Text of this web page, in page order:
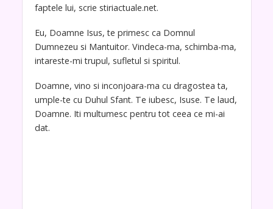
faptele lui, scrie stiriactuale.net.
Eu, Doamne Isus, te primesc ca Domnul
Dumnezeu si Mantuitor. Vindeca-ma, schimba-ma,
intareste-mi trupul, sufletul si spiritul.
Doamne, vino si inconjoara-ma cu dragostea ta,
umple-te cu Duhul Sfant. Te iubesc, Isuse. Te laud,
Doamne. Iti multumesc pentru tot ceea ce mi-ai
dat.